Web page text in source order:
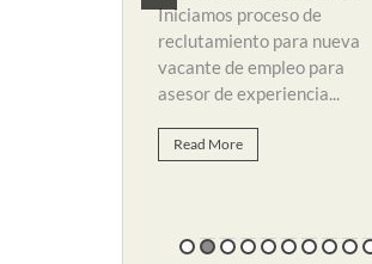
Iniciamos proceso de
reclutamiento para nueva
vacante de empleo para
asesor de experiencia...
Read More